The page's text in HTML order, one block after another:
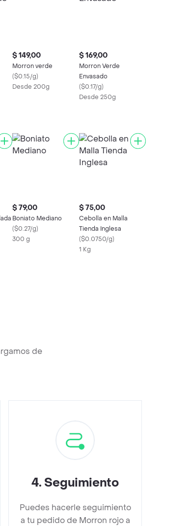
$ 149,00
Morron verde
($0.15/g)
Desde 200g
$ 169,00
Morron Verde
Envasado
($0.17/g)
Desde 250g
$ 79,00
Boniato Mediano
($0.27/g)
300 g
$ 75,00
Cebolla en Malla
Tienda Inglesa
($0.0750/g)
1 Kg
de
4. Seguimiento
Puedes hacerle seguimiento
a tu pedido de Morron rojo a